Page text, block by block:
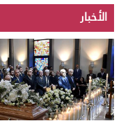
الأخبار